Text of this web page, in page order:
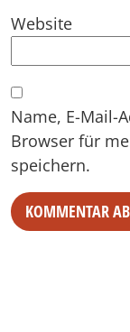
Website
Name, E-Mail-
Browser für
speichern.